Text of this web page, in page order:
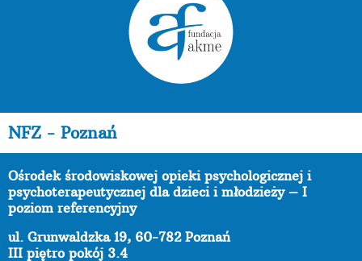
NFZ - Poznań
Ośrodek środowiskowej opieki psychologicznej i
psychoterapeutycznej dla dzieci i młodzieży – I
poziom referencyjny
ul. Grunwaldzka 19, 60-782 Poznań
III piętro pokój 3.4